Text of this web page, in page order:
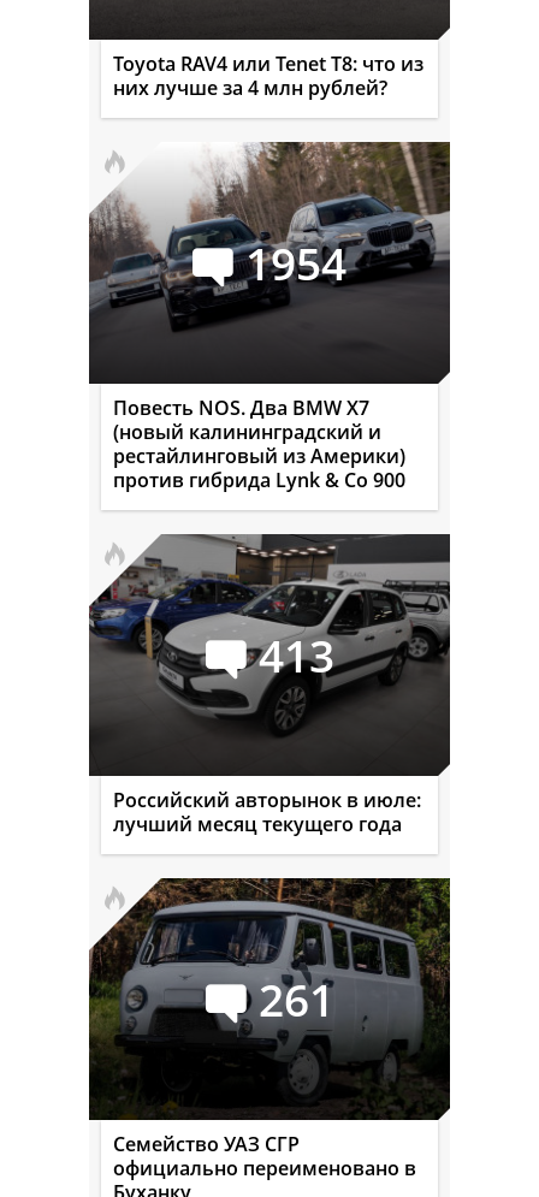
Toyota RAV4 или Tenet T8: что из
них лучше за 4 млн рублей?
1954
Повесть NOS. Два BMW X7
(новый калининградский и
рестайлинговый из Америки)
против гибрида Lynk & Co 900
413
Российский авторынок в июле:
лучший месяц текущего года
261
Семейство УАЗ СГР
официально переименовано в
Буханку